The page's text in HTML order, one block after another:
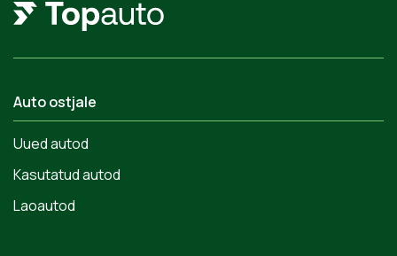
Auto ostjale
Uued autod
Kasutatud autod
Laoautod